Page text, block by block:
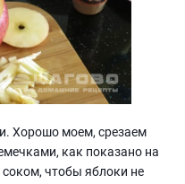
Хорошо моем, срезаем
как показано на
чтобы яблоки не